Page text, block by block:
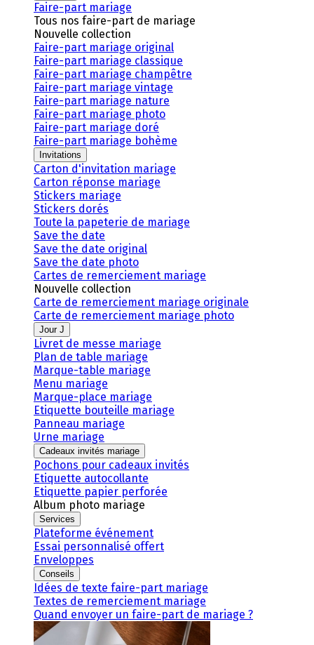
Faire-part mariage
Tous nos faire-part de mariage
Nouvelle collection
Faire-part mariage original
Faire-part mariage classique
Faire-part mariage champêtre
Faire-part mariage vintage
Faire-part mariage nature
Faire-part mariage photo
Faire-part mariage doré
Faire-part mariage bohème
Invitations
Carton d'invitation mariage
Carton réponse mariage
Stickers mariage
Stickers dorés
Toute la papeterie de mariage
Save the date
Save the date original
Save the date photo
Cartes de remerciement mariage
Nouvelle collection
Carte de remerciement mariage originale
Carte de remerciement mariage photo
Jour J
Livret de messe mariage
Plan de table mariage
Marque-table mariage
Menu mariage
Marque-place mariage
Etiquette bouteille mariage
Panneau mariage
Urne mariage
Cadeaux invités mariage
Pochons pour cadeaux invités
Etiquette autocollante
Etiquette papier perforée
Album photo mariage
Services
Plateforme événement
Essai personnalisé offert
Enveloppes
Conseils
Idées de texte faire-part mariage
Textes de remerciement mariage
Quand envoyer un faire-part de mariage ?